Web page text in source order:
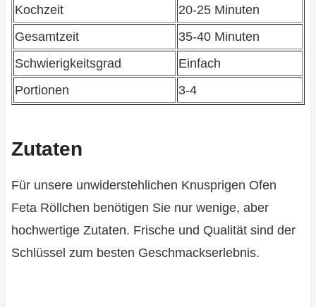
Kochzeit
20-25 Minuten
Gesamtzeit
35-40 Minuten
Schwierigkeitsgrad
Einfach
Portionen
3-4
Zutaten
Für unsere unwiderstehlichen Knusprigen Ofen
Feta Röllchen benötigen Sie nur wenige, aber
hochwertige Zutaten. Frische und Qualität sind der
Schlüssel zum besten Geschmackserlebnis.